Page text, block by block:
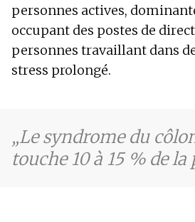
personnes actives,
occupant des postes de
personnes travaillant dans
stress prolongé.
Le syndrome du
touche 10 à 15 % de